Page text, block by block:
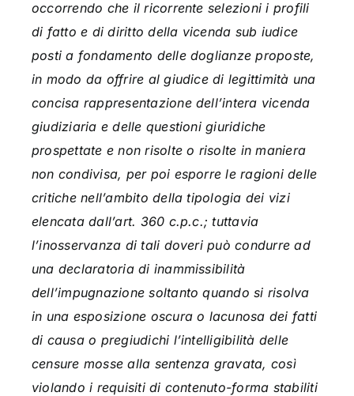
occorrendo che il ricorrente selezioni i profili
di fatto e di diritto della vicenda sub iudice
posti a fondamento delle doglianze proposte,
in modo da offrire al giudice di legittimità una
concisa rappresentazione dell’intera vicenda
giudiziaria e delle questioni giuridiche
prospettate e non risolte o risolte in maniera
non condivisa, per poi esporre le ragioni delle
critiche nell’ambito della tipologia dei vizi
elencata dall’art. 360 c.p.c.; tuttavia
l’inosservanza di tali doveri può condurre ad
una declaratoria di inammissibilità
dell’impugnazione soltanto quando si risolva
in una esposizione oscura o lacunosa dei fatti
di causa o pregiudichi l’intelligibilità delle
censure mosse alla sentenza gravata, così
violando i requisiti di contenuto-forma stabiliti